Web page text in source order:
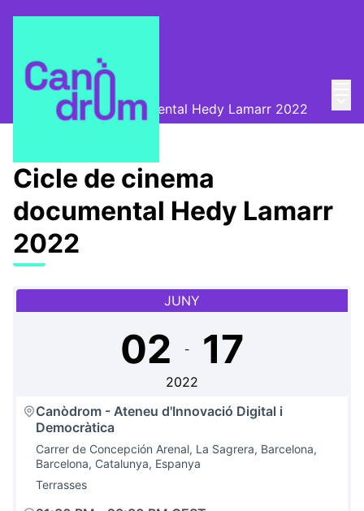
Canòdrom Obert
Cicle de cinema documental Hedy Lamarr 2022
Cicle de cinema
documental Hedy Lamarr
2022
JUNY
02 - 17
2022
Canòdrom - Ateneu d'Innovació Digital i
Democràtica
Carrer de Concepción Arenal, La Sagrera, Barcelona,
Barcelona, Catalunya, Espanya
Terrasses